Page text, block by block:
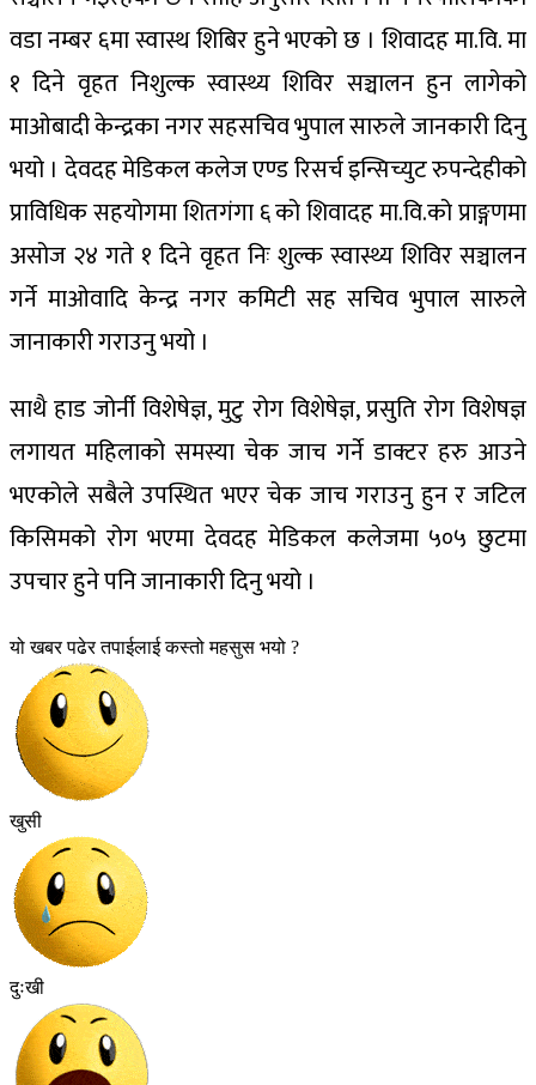
वडा नम्बर ६मा स्वास्थ शिबिर हुने भएको छ । शिवादह मा.वि. मा
१ दिने वृहत निशुल्क स्वास्थ्य शिविर सञ्चालन हुन लागेको
माओबादी केन्द्रका नगर सहसचिव भुपाल सारुले जानकारी दिनु
भयो । देवदह मेडिकल कलेज एण्ड रिसर्च इन्सिच्युट रुपन्देहीको
प्राविधिक सहयोगमा शितगंगा ६ को शिवादह मा.वि.को प्राङ्गणमा
असोज २४ गते १ दिने वृहत निः शुल्क स्वास्थ्य शिविर सञ्चालन
गर्ने माओवादि केन्द्र नगर कमिटी सह सचिव भुपाल सारुले
जानाकारी गराउनु भयो ।
साथै हाड जोर्नी विशेषेज्ञ, मुटु रोग विशेषेज्ञ, प्रसुति रोग विशेषज्ञ
लगायत महिलाको समस्या चेक जाच गर्ने डाक्टर हरु आउने
भएकोले सबैले उपस्थित भएर चेक जाच गराउनु हुन र जटिल
किसिमको रोग भएमा देवदह मेडिकल कलेजमा ५०५ छुटमा
उपचार हुने पनि जानाकारी दिनु भयो ।
यो खबर पढेर तपाईलाई कस्तो महसुस भयो ?
खुसी
दुःखी